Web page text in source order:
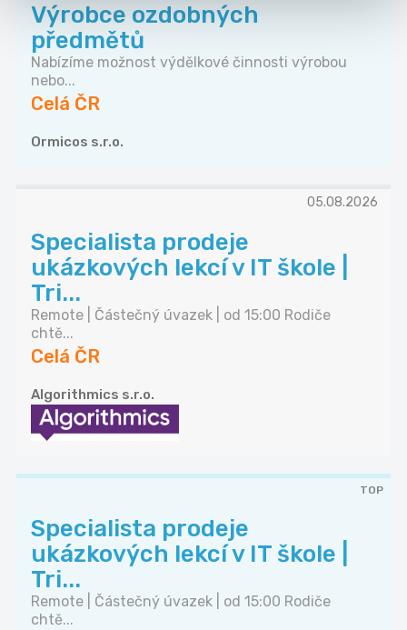
Výrobce ozdobných
předmětů
Nabízíme možnost výdělkové činnosti výrobou
nebo...
Celá ČR
Ormicos s.r.o.
05.08.2026
Specialista prodeje
ukázkových lekcí v IT škole |
Tri...
Remote | Částečný úvazek | od 15:00 Rodiče
chtě...
Celá ČR
Algorithmics s.r.o.
TOP
Specialista prodeje
ukázkových lekcí v IT škole |
Tri...
Remote | Částečný úvazek | od 15:00 Rodiče
chtě...